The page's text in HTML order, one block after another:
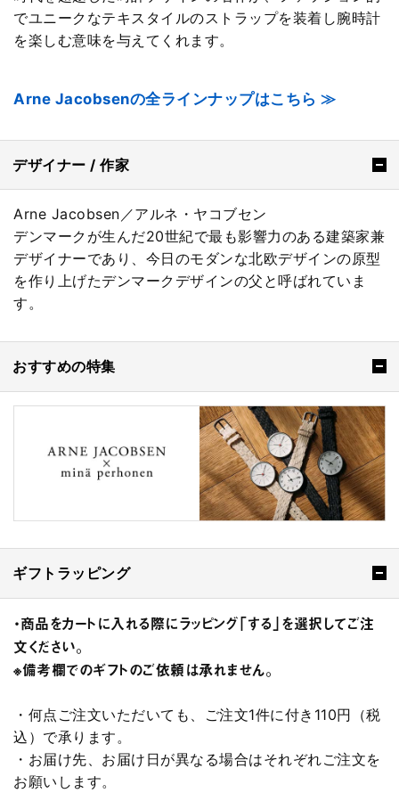
でユニークなテキスタイルのストラップを装着し腕時計
を楽しむ意味を与えてくれます。
Arne Jacobsenの全ラインナップはこちら ≫
デザイナー / 作家
Arne Jacobsen／アルネ・ヤコブセン
デンマークが生んだ20世紀で最も影響力のある建築家兼
デザイナーであり、今日のモダンな北欧デザインの原型
を作り上げたデンマークデザインの父と呼ばれていま
す。
おすすめの特集
ギフトラッピング
・商品をカートに入れる際にラッピング「する」を選択してご注
文ください。
※備考欄でのギフトのご依頼は承れません。
・何点ご注文いただいても、ご注文1件に付き110円（税
込）で承ります。
・お届け先、お届け日が異なる場合はそれぞれご注文を
お願いします。